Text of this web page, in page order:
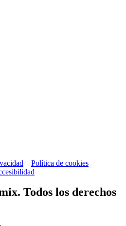
– Política de cookies –
Todos los derechos